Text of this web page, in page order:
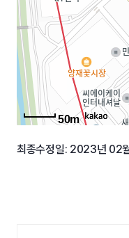
50m
최종수정일: 2023년 02